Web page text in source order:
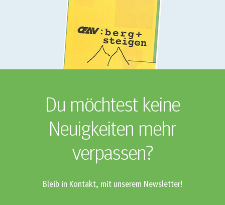
Du möchtest keine
Neuigkeiten mehr
verpassen?
Bleib in Kontakt, mit unserem Newsletter!